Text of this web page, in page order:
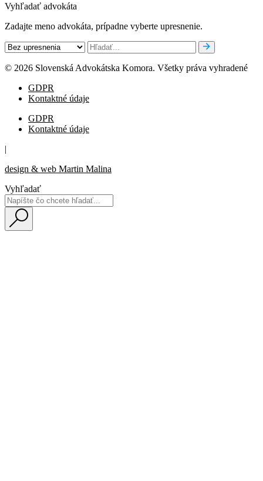
Vyhľadať advokáta
Zadajte meno advokáta, prípadne vyberte upresnenie.
© 2026 Slovenská Advokátska Komora. Všetky práva vyhradené
GDPR
Kontaktné údaje
GDPR
Kontaktné údaje
|
design & web Martin Malina
Vyhľadať